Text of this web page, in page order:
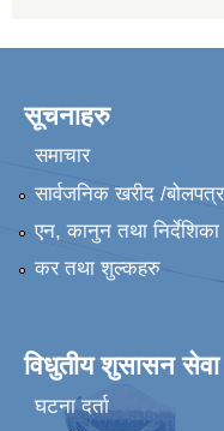
सूचनाहरु
समाचार
सार्वजनिक खरीद /
एन, कानुन तथा निर्देशिका
कर तथा शुल्कहरु
विधुतीय शुसासन सेवा
घटना दर्ता